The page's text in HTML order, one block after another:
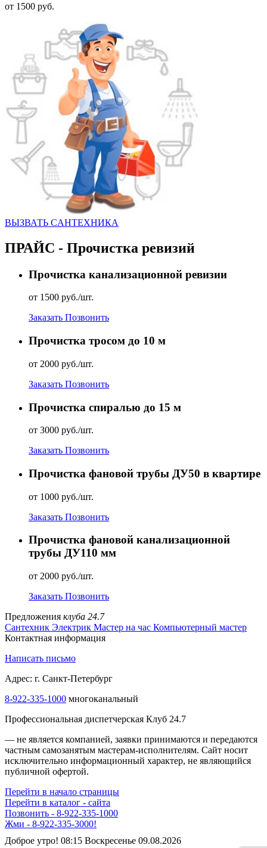
от 1500 руб.
ВЫЗВАТЬ CАНТЕХНИКА
ПРАЙС - Прочистка ревизий
Прочистка канализационной ревизии
от 1500 руб./шт.
Заказать Позвонить
Прочистка тросом до 10 м
от 2000 руб./шт.
Заказать Позвонить
Прочистка спиралью до 15 м
от 3000 руб./шт.
Заказать Позвонить
Прочистка фановой трубы ДУ50 в квартире
от 1000 руб./шт.
Заказать Позвонить
Прочистка фановой канализационной
трубы ДУ110 мм
от 2000 руб./шт.
Заказать Позвонить
Предложения клуба 24.7
Сантехник Электрик Мастер на час Компьютерный мастер
Контактная информация
Написать письмо
Адрес: г. Санкт-Петербург
8-922-335-1000 многоканальный
Профессиональная диспетчерская Клуб 24.7
— не является компанией, заявки принимаются и передаются
частным самозанятым мастерам‑исполнителям. Сайт носит
исключительно информационный характер, не являющийся
публичной офертой.
Перейти в начало страницы
Перейти в каталог - сайта
Позвонить - 8-922-335-1000
Жми - 8-922-335-3000!
Доброе утро! 08:15 Воскресенье 09.08.2026